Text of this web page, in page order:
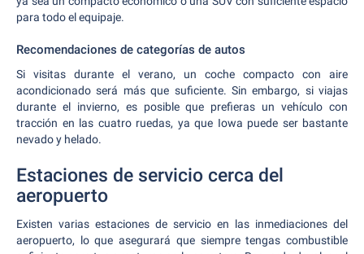
para todo el equipaje.
Recomendaciones de categorías de autos
Si visitas durante el verano, un coche compacto con aire
acondicionado será más que suficiente. Sin embargo, si viajas
durante el invierno, es posible que prefieras un vehículo con
tracción en las cuatro ruedas, ya que Iowa puede ser bastante
nevado y helado.
Estaciones de servicio cerca del
aeropuerto
Existen varias estaciones de servicio en las inmediaciones del
aeropuerto, lo que asegurará que siempre tengas combustible